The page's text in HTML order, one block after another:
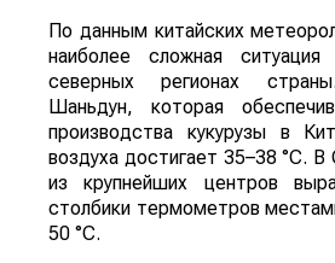
По данным китайских
наиболее сложная
северных регионах
Шаньдун, которая
производства кукурузы в
воздуха достигает 35–38 °C.
из крупнейших центров
столбики термометров
50 °C.